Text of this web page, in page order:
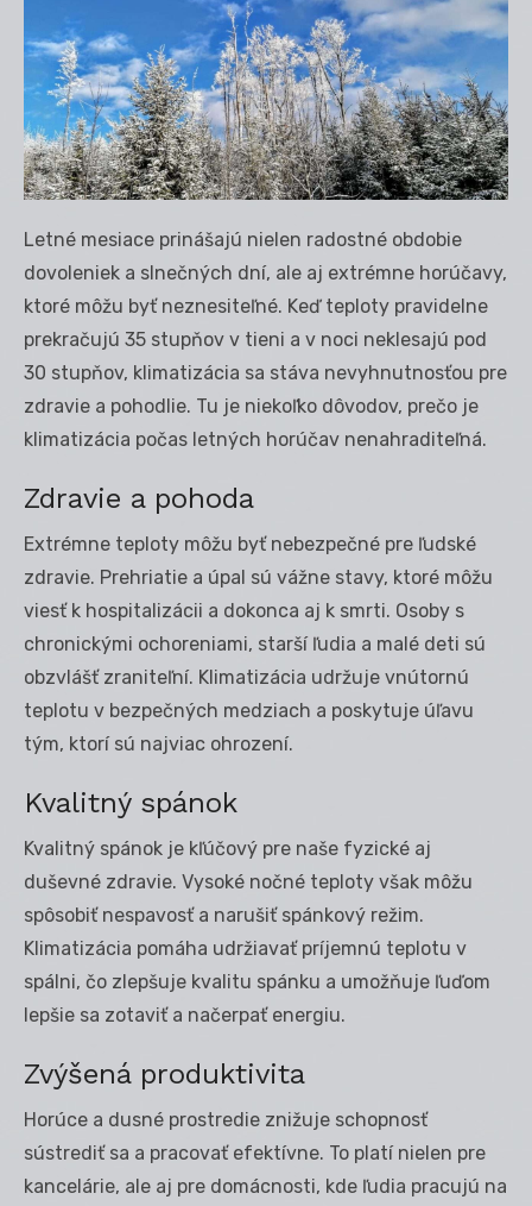
Letné mesiace prinášajú nielen radostné obdobie
dovoleniek a slnečných dní, ale aj extrémne horúčavy,
ktoré môžu byť neznesiteľné. Keď teploty pravidelne
prekračujú 35 stupňov v tieni a v noci neklesajú pod
30 stupňov, klimatizácia sa stáva nevyhnutnosťou pre
zdravie a pohodlie. Tu je niekoľko dôvodov, prečo je
klimatizácia počas letných horúčav nenahraditeľná.
Zdravie a pohoda
Extrémne teploty môžu byť nebezpečné pre ľudské
zdravie. Prehriatie a úpal sú vážne stavy, ktoré môžu
viesť k hospitalizácii a dokonca aj k smrti. Osoby s
chronickými ochoreniami, starší ľudia a malé deti sú
obzvlášť zraniteľní. Klimatizácia udržuje vnútornú
teplotu v bezpečných medziach a poskytuje úľavu
tým, ktorí sú najviac ohrození.
Kvalitný spánok
Kvalitný spánok je kľúčový pre naše fyzické aj
duševné zdravie. Vysoké nočné teploty však môžu
spôsobiť nespavosť a narušiť spánkový režim.
Klimatizácia pomáha udržiavať príjemnú teplotu v
spálni, čo zlepšuje kvalitu spánku a umožňuje ľuďom
lepšie sa zotaviť a načerpať energiu.
Zvýšená produktivita
Horúce a dusné prostredie znižuje schopnosť
sústrediť sa a pracovať efektívne. To platí nielen pre
kancelárie, ale aj pre domácnosti, kde ľudia pracujú na